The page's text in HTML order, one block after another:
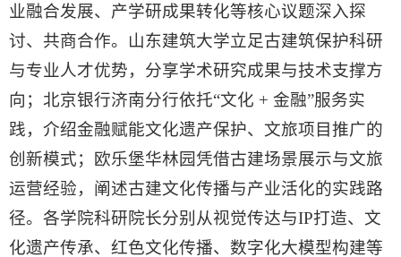
业融合发展、产学研成果转化等核心议题深入探
讨、共商合作。山东建筑大学立足古建筑保护科研
与专业人才优势，分享学术研究成果与技术支撑方
向；北京银行济南分行依托“文化 + 金融”服务实
践，介绍金融赋能文化遗产保护、文旅项目推广的
创新模式；欧乐堡华林园凭借古建场景展示与文旅
运营经验，阐述古建文化传播与产业活化的实践路
径。各学院科研院长分别从视觉传达与IP打造、文
化遗产传承、红色文化传播、数字化大模型构建等